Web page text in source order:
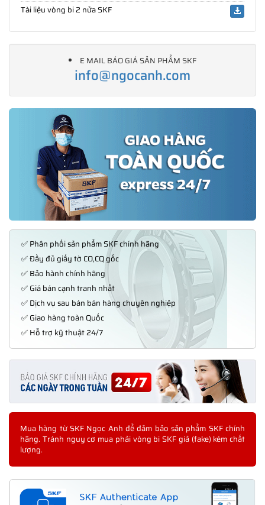
Tài liệu vòng bi 2 nửa SKF
E MAIL BÁO GIÁ SẢN PHẨM SKF
info@ngocanh.com
✅ Phân phối sản phẩm SKF chính hãng
✅ Đầy đủ giấy tờ CO,CQ gốc
✅ Bảo hành chính hãng
✅ Giá bán cạnh tranh nhất
✅ Dịch vụ sau bán bán hàng chuyên nghiệp
✅ Giao hàng toàn Quốc
✅ Hỗ trợ kỹ thuật 24/7
Mua hàng từ SKF Ngọc Anh để đảm bảo sản phẩm SKF chính
hãng. Tránh nguy cơ mua phải vòng bi SKF giả (fake) kém chất
lượng.